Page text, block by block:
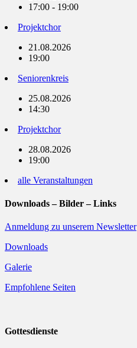
17:00 - 19:00
Projektchor
21.08.2026
19:00
Seniorenkreis
25.08.2026
14:30
Projektchor
28.08.2026
19:00
alle Veranstaltungen
Downloads – Bilder – Links
Anmeldung zu unserem Newsletter
Downloads
Galerie
Empfohlene Seiten
Gottesdienste